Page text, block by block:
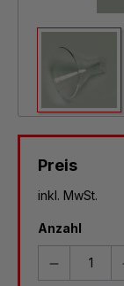
Preis
inkl. MwSt.
Anzahl